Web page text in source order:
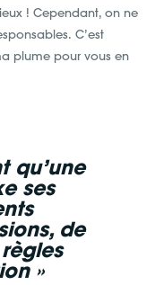
! Cependant, on ne
C’est
plume pour vous en
qu’une
ses
de
»